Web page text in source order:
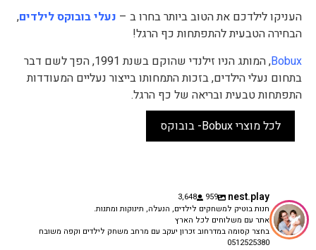
העניקו לילדכם את הטוב ביותר בחרו ב – נעלי בובוקס לילדים,
הבחירה הטבעית להתפתחות כף הרגל!
Bobux
, המותג הניו זילנדי שהוקם בשנת 1991, הפך לשם דבר
בתחום נעלי הילדים, בזכות התמחותו בייצור נעליים המעודדות
התפתחות טבעית ובריאה של כף הרגל.
לכל מוצרי Bobux- בובוקס
nest.play
959
3,648
חנות בוטיק למשחקים לילדים, הנעלה, תינוקות ומתנות.
אתר עם משלוחים לכל הארץ
בחצר קסומה במדרחוב זכרון יעקב עם מרחב משחק לילדים וקפה משובח
0512525380